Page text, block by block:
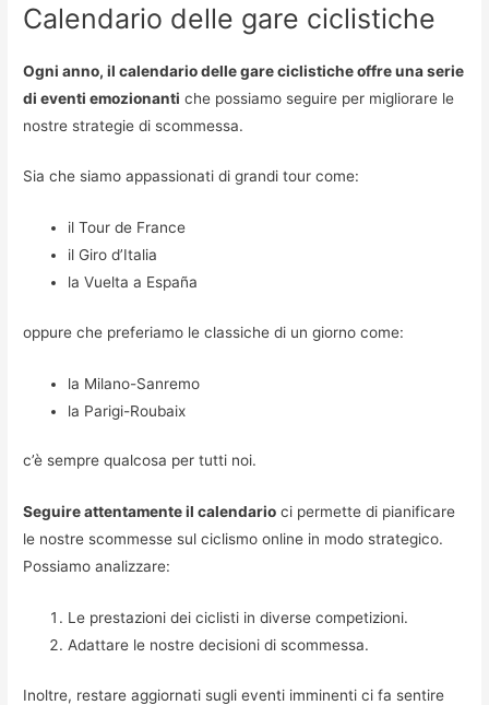
Calendario delle gare ciclistiche
Ogni anno, il calendario delle gare ciclistiche offre una serie
di eventi emozionanti che possiamo seguire per migliorare le
nostre strategie di scommessa.
Sia che siamo appassionati di grandi tour come:
il Tour de France
il Giro d’Italia
la Vuelta a España
oppure che preferiamo le classiche di un giorno come:
la Milano-Sanremo
la Parigi-Roubaix
c’è sempre qualcosa per tutti noi.
Seguire attentamente il calendario ci permette di pianificare
le nostre scommesse sul ciclismo online in modo strategico.
Possiamo analizzare:
Le prestazioni dei ciclisti in diverse competizioni.
Adattare le nostre decisioni di scommessa.
Inoltre, restare aggiornati sugli eventi imminenti ci fa sentire